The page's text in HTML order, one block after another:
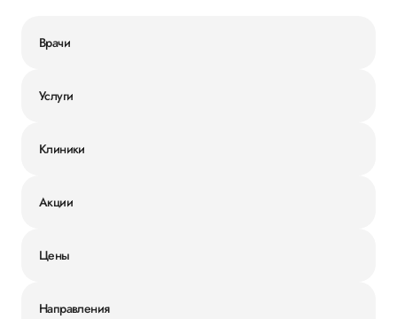
Врачи
Услуги
Клиники
Акции
Цены
Направления